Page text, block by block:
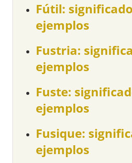
Fútil:
ejemplos
Fustria:
ejemplos
Fuste:
ejemplos
Fusique:
ejemplos